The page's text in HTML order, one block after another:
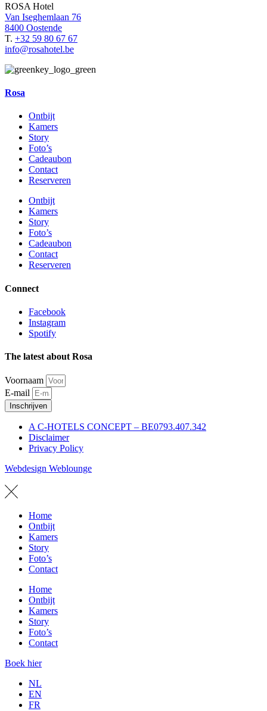
ROSA Hotel
Van Iseghemlaan 76
8400 Oostende
T. +32 59 80 67 67
info@rosahotel.be
Rosa
Ontbijt
Kamers
Story
Foto’s
Cadeaubon
Contact
Reserveren
Ontbijt
Kamers
Story
Foto’s
Cadeaubon
Contact
Reserveren
Connect
Facebook
Instagram
Spotify
The latest about Rosa
Voornaam
E-mail
Inschrijven
A C-HOTELS CONCEPT – BE0793.407.342
Disclaimer
Privacy Policy
Webdesign Weblounge
Home
Ontbijt
Kamers
Story
Foto’s
Contact
Home
Ontbijt
Kamers
Story
Foto’s
Contact
Boek hier
NL
EN
FR